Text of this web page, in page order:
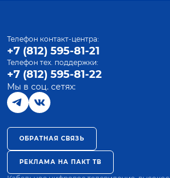
Телефон контакт-центра:
+7 (812) 595-81-21
Телефон тех. поддержки:
+7 (812) 595-81-22
Мы в соц. сетях:
ОБРАТНАЯ СВЯЗЬ
РЕКЛАМА НА ПАКТ ТВ